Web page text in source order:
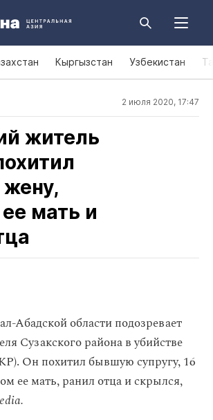
Кыргызстан Узбекистан
2 июля 2020, 17:47
житель
мать и
Абадской области подозревает
Сузакского района в убийстве
Он похитил бывшую супругу, 16
ее мать, ранил отца и скрылся,